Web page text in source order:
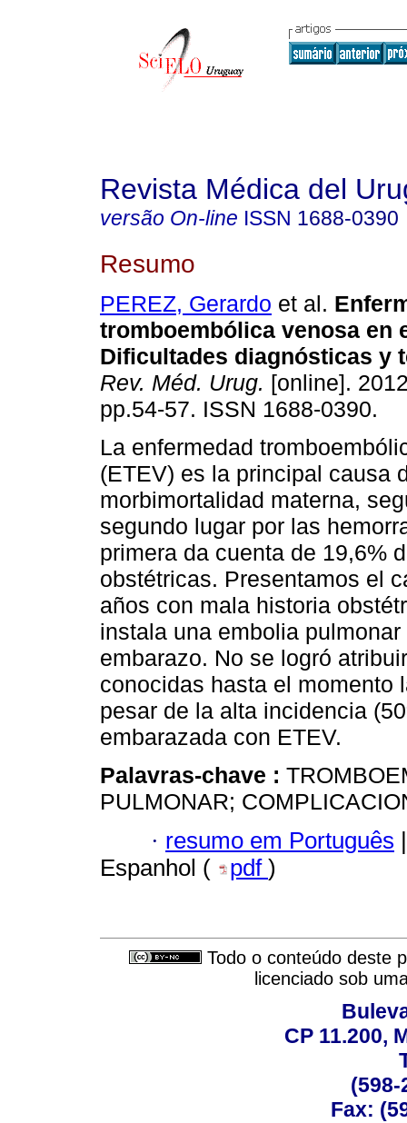
Revista Médica del
versão On-line ISSN 1688-0390
Resumo
PEREZ, Gerardo et al.
tromboembólica venosa en
Dificultades diagnósticas y
Rev. Méd. Urug. [online].
pp.54-57. ISSN 1688-0390.
La enfermedad
(ETEV) es la principal causa
morbimortalidad materna,
segundo lugar por las
primera da cuenta de 19,6%
obstétricas. Presentamos el
años con mala historia
instala una embolia
embarazo. No se logró
conocidas hasta el momento
pesar de la alta incidencia
embarazada con ETEV.
Palavras-chave :
PULMONAR;
· resumo em Português |
Espanhol (
pdf )
Todo o conteúdo deste
licenciado sob
CP 11.200,
(598-
Fax: